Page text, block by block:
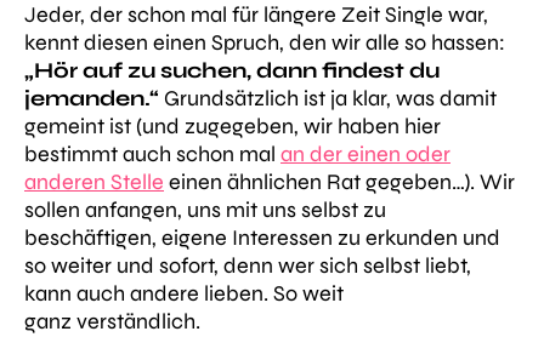
Jeder, der schon mal für längere Zeit Single war,
kennt diesen einen Spruch, den wir alle so hassen:
„Hör auf zu suchen, dann findest du
jemanden.“ Grundsätzlich ist ja klar, was damit
gemeint ist (und zugegeben, wir haben hier
bestimmt auch schon mal an der einen oder
anderen Stelle einen ähnlichen Rat gegeben…). Wir
sollen anfangen, uns mit uns selbst zu
beschäftigen, eigene Interessen zu erkunden und
so weiter und sofort, denn wer sich selbst liebt,
kann auch andere lieben. So weit
ganz verständlich.